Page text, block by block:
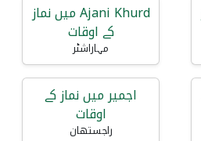
Ajani Khurd میں نماز
کے اوقات
مہاراشٹر
اجمیر میں نماز کے
اوقات
راجستھان